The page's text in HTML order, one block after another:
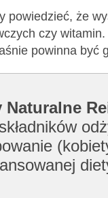
powiedzieć, że
czy
powinna być
Naturalne